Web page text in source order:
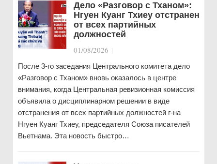
Дело «Разговор с Тханом»:
Нгуен Куанг Тхиеу отстранен
от всех партийных
должностей
01/08/2026 |
После 3-го заседания Центрального комитета дело
«Разговор с Тханом» вновь оказалось в центре
внимания, когда Центральная ревизионная комиссия
объявила о дисциплинарном решении в виде
отстранения от всех партийных должностей г-на
Нгуен Куанг Тхиеу, председателя Союза писателей
Вьетнама. Эта новость быстро…